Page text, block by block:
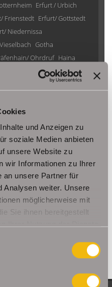
und Anzeigen zu
soziale Medien anbieten
unsere Website zu
wir Informationen zu Ihrer
an unsere Partner für
Analysen weiter. Unsere
möglicherweise mit
Sie ihnen bereitgestellt
Erfurt / Urbich
Frienstedt Erfurt/ Gottstedt
Niedernissa
Gotha
Ohrdruf Haina
Hallenberg/ Viernau
Weimar / Legefeld
Häuser Am Ettersberg
Ettersberg Immobilien Am
Immobilienkauf Am